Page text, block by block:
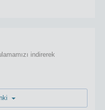
indirerek